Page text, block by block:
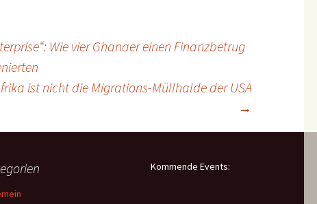
Wie vier Ghanaer einen Finanzbetrug
ist nicht die Migrations-Müllhalde der USA
→
Kommende Events: